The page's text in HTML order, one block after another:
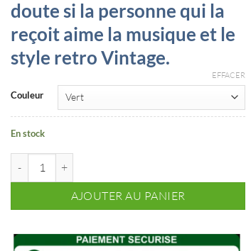
doute si la personne qui la
reçoit aime la musique et le
style retro Vintage.
Couleur
EFFACER
En stock
AJOUTER AU PANIER